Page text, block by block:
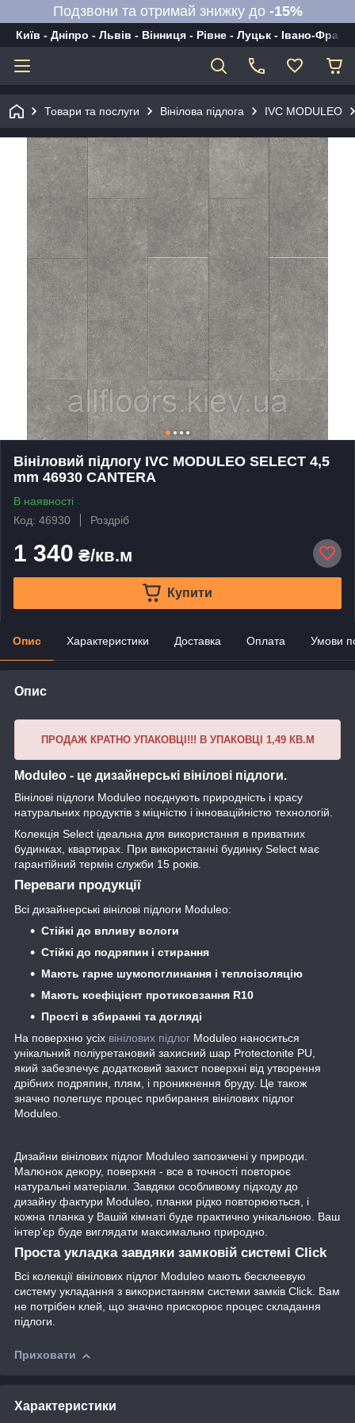
Подзвони та отримай знижку до -15%
Київ - Дніпро - Львів - Вінниця - Рівне - Луцьк - Івано-
Товари та послуги Вінілова підлога IVC MODULEO
Вініловий підлогу IVC MODULEO SELECT 4,5
mm 46930 CANTERA
В наявності
Код: 46930
Роздріб
1 340 ₴/кв.м
Купити
Опис Характеристики Доставка Оплата Умови
Опис
ПРОДАЖ КРАТНО УПАКОВЦІ!!! В УПАКОВЦІ 1,49 КВ.М
Moduleo - це дизайнерські вінілові підлоги.
Вінілові підлоги Moduleo поєднують природність і красу
натуральних продуктів з міцністю і інноваційністю технологій.
Колекція Select ідеальна для використання в приватних
будинках, квартирах. При використанні будинку Select має
гарантійний термін служби 15 років.
Переваги продукції
Всі дизайнерські вінілові підлоги Moduleo:
Стійкі до впливу вологи
Стійкі до подряпин і стирання
Мають гарне шумопоглинання і теплоізоляцію
Мають коефіцієнт протиковзання R10
Прості в збиранні та догляді
На поверхню усіх вінілових підлог Moduleo наноситься
унікальний поліуретановий захисний шар Protectonite PU,
який забезпечує додатковий захист поверхні від утворення
дрібних подряпин, плям, і проникнення бруду. Це також
значно полегшує процес прибирання вінілових підлог
Moduleo.
Дизайни вінілових підлог Moduleo запозичені у природи.
Малюнок декору, поверхня - все в точності повторює
натуральні матеріали. Завдяки особливому підходу до
дизайну фактури Moduleo, планки рідко повторюються, і
кожна планка у Вашій кімнаті буде практично унікальною. Ваш
інтер'єр буде виглядати максимально природно.
Проста укладка завдяки замковій системі Click
Всі колекції вінілових підлог Moduleo мають бесклеевую
систему укладання з використанням системи замків Click. Вам
не потрібен клей, що значно прискорює процес складання
підлоги.
Приховати
Характеристики